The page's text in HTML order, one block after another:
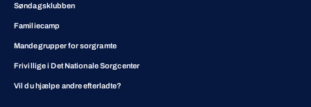
Søndagsklubben
Familiecamp
Mandegrupper for sorgramte
Frivillige i Det Nationale Sorgcenter
Vil du hjælpe andre efterladte?